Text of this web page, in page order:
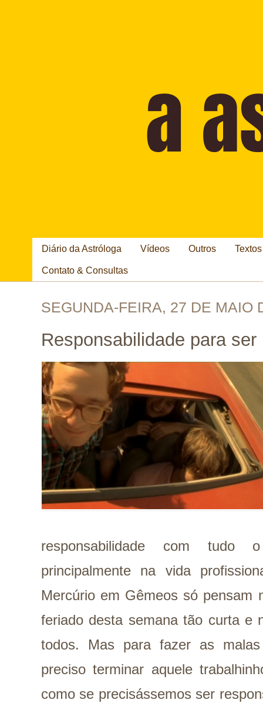
Diário da Astróloga Vídeos Outros
Contato & Consultas
SEGUNDA-FEIRA, 27 DE MAIO
Responsabilidade para
responsabilidade com tudo
principalmente na vida
Mercúrio em Gêmeos só pensam
feriado desta semana tão curta e
todos. Mas para fazer as
preciso terminar aquele
como se precisássemos ser